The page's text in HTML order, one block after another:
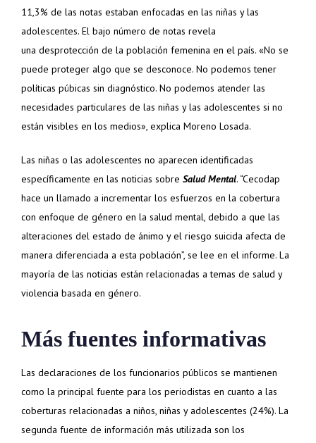
11,3% de las notas estaban enfocadas en las niñas y las
adolescentes. El bajo número de notas revela
una desprotección de la población femenina en el país. «No se
puede proteger algo que se desconoce. No podemos tener
políticas púbicas sin diagnóstico. No podemos atender las
necesidades particulares de las niñas y las adolescentes si no
están visibles en los medios», explica Moreno Losada.
Las niñas o las adolescentes no aparecen identificadas
específicamente en las noticias sobre Salud Mental. “Cecodap
hace un llamado a incrementar los esfuerzos en la cobertura
con enfoque de género en la salud mental, debido a que las
alteraciones del estado de ánimo y el riesgo suicida afecta de
manera diferenciada a esta población”, se lee en el informe. La
mayoría de las noticias están relacionadas a temas de salud y
violencia basada en género.
Más fuentes informativas
Las declaraciones de los funcionarios públicos se mantienen
como la principal fuente para los periodistas en cuanto a las
coberturas relacionadas a niños, niñas y adolescentes (24%). La
segunda fuente de información más utilizada son los